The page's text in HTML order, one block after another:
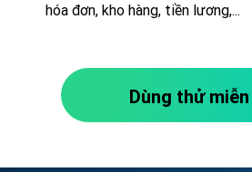
hóa đơn, kho hàng, tiền lương,...
Dùng thử